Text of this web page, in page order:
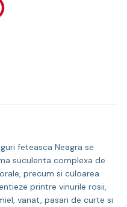
feteasca Neagra se
suculenta complexa de
precum si culoarea
printre vinurile rosii,
vanat, pasari de curte si